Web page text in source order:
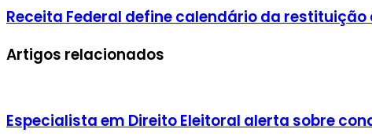
Minas
pequenos
Receita
Federal
calendário
de
Receita Federal define calendário da restituição
Artigos relacionados
Especialista em Direito Eleitoral alerta sobre